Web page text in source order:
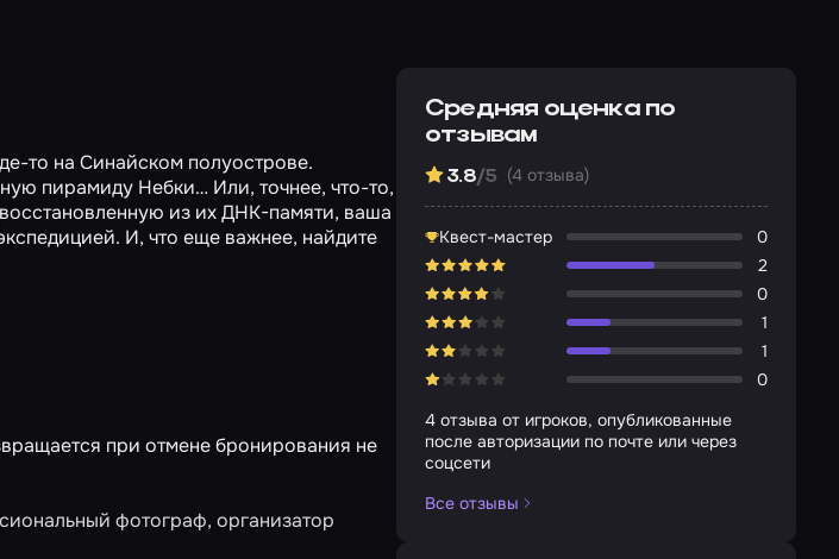
то на Синайском полуострове.
пирамиду Небки… Или, точнее, что-то,
из их ДНК-памяти, ваша
И, что еще важнее, найдите
при отмене бронирования не
фотограф, организатор
Средняя оценка по
отзывам
3.8/5 (4 отзыва)
Квест-мастер
0
2
0
1
1
0
4 отзыва от игроков, опубликованные
после авторизации по почте или через
соцсети
Все отзывы